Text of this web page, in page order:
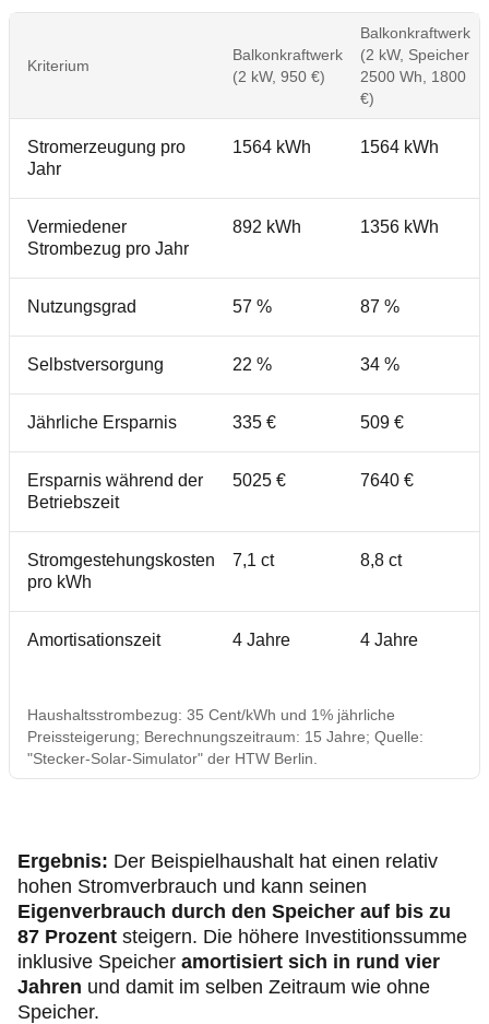
Kriterium
Balkonkraftwerk
(2 kW, 950 €)
Balkonkraftwerk
(2 kW, Speicher
2500 Wh, 1800
€)
Stromerzeugung pro
Jahr
1564 kWh 1564 kWh
Vermiedener
Strombezug pro Jahr
892 kWh 1356 kWh
Nutzungsgrad 57 % 87 %
Selbstversorgung 22 % 34 %
Jährliche Ersparnis 335 € 509 €
Ersparnis während der
Betriebszeit
5025 € 7640 €
Stromgestehungskosten
pro kWh
7,1 ct 8,8 ct
Amortisationszeit 4 Jahre 4 Jahre
Haushaltsstrombezug: 35 Cent/kWh und 1% jährliche
Preissteigerung; Berechnungszeitraum: 15 Jahre; Quelle:
"Stecker-Solar-Simulator" der HTW Berlin.
Ergebnis: Der Beispielhaushalt hat einen relativ
hohen Stromverbrauch und kann seinen
Eigenverbrauch durch den Speicher auf bis zu
87 Prozent steigern. Die höhere Investitionssumme
inklusive Speicher amortisiert sich in rund vier
Jahren und damit im selben Zeitraum wie ohne
Speicher.